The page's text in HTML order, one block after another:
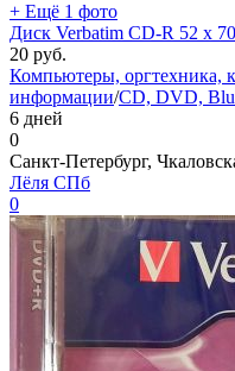
+ Ещё 1 фото
Диск Verbatim CD-R 52 х
20 руб.
Компьютеры, оргтехника,
информации/CD, DVD,
6 дней
0
Санкт-Петербург,
Лёля СПб
0